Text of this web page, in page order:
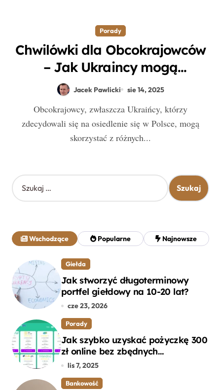
Porady
Chwilówki dla Obcokrajowców
– Jak Ukraincy mogą
skorzystać z legalnych
Jacek Pawlicki sie 14, 2025
Obcokrajowcy, zwłaszcza Ukraińcy, którzy
zdecydowali się na osiedlenie się w Polsce, mogą
skorzystać z różnych...
S
z
j
:
Wschodzące Popularne Najnowsze
Giełda
Jak stworzyć długoterminowy
portfel giełdowy na 10-20 lat?
cze 23, 2026
Porady
Jak szybko uzyskać pożyczkę 300
zł online bez zbędnych
formalności?
lis 7, 2025
Bankowość